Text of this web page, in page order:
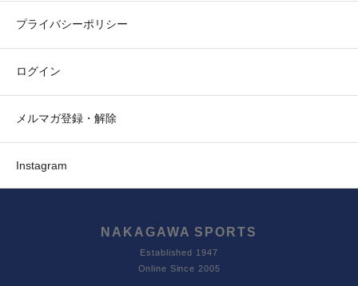
プライバシーポリシー
ログイン
メルマガ登録・解除
Instagram
NAKAGAWA SPORTS
Established 1947
Online Since 2005